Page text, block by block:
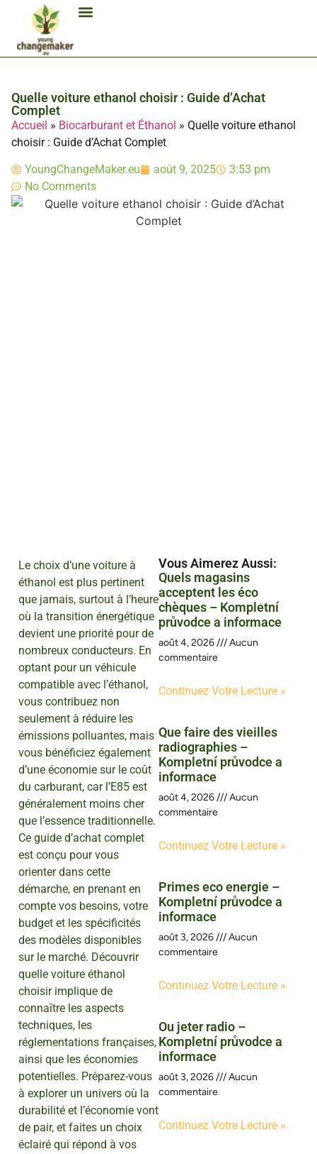
Quelle voiture ethanol choisir : Guide d’Achat
Complet
Accueil » Biocarburant et Éthanol » Quelle voiture ethanol
choisir : Guide d’Achat Complet
YoungChangeMaker.eu août 9, 2025
3:53 pm
No Comments
Le choix d’une voiture à
éthanol est plus pertinent
que jamais, surtout à l’heure
où la transition énergétique
devient une priorité pour de
nombreux conducteurs. En
optant pour un véhicule
compatible avec l’éthanol,
vous contribuez non
seulement à réduire les
émissions polluantes, mais
vous bénéficiez également
d’une économie sur le coût
du carburant, car l’E85 est
généralement moins cher
que l’essence traditionnelle.
Ce guide d’achat complet
est conçu pour vous
orienter dans cette
démarche, en prenant en
compte vos besoins, votre
budget et les spécificités
des modèles disponibles
sur le marché. Découvrir
quelle voiture éthanol
choisir implique de
connaître les aspects
techniques, les
réglementations françaises,
ainsi que les économies
potentielles. Préparez-vous
à explorer un univers où la
durabilité et l’économie vont
de pair, et faites un choix
éclairé qui répond à vos
Vous Aimerez Aussi :
Quels magasins
acceptent les éco
chèques – Kompletní
průvodce a informace
août 4, 2026
Aucun
commentaire
Continuez Votre Lecture »
Que faire des vieilles
radiographies –
Kompletní průvodce a
informace
août 4, 2026
Aucun
commentaire
Continuez Votre Lecture »
Primes eco energie –
Kompletní průvodce a
informace
août 3, 2026
Aucun
commentaire
Continuez Votre Lecture »
Ou jeter radio –
Kompletní průvodce a
informace
août 3, 2026
Aucun
commentaire
Continuez Votre Lecture »